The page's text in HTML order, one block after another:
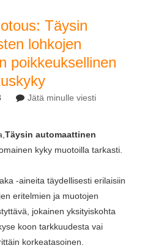
Täysin
lohkojen
poikkeuksellinen
Jätä minulle viesti
Täysin automaattinen
kyky muotoilla tarkasti.
-aineita täydellisesti erilaisiin
eritelmien ja muotojen
jokainen yksityiskohta
koon tarkkuudesta vai
korkeatasoinen.